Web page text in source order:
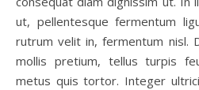
ut, pellentesque fermentum
rutrum velit in, fermentum nisl.
mollis pretium, tellus turpis
metus quis tortor. Integer